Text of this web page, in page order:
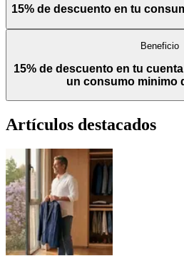
15% de descuento en tu
Beneficio
15% de descuento en tu
un consumo minimo
Artículos destacados